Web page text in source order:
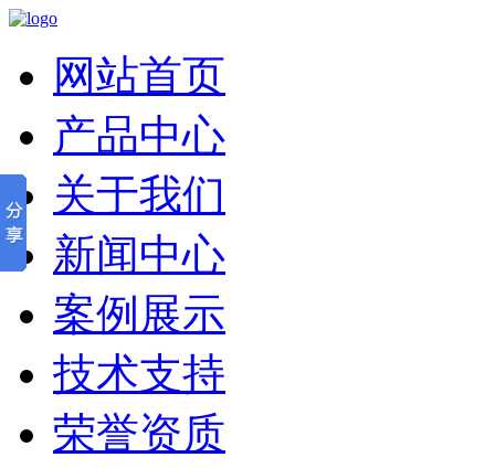
网站首页
产品中心
关于我们
新闻中心
案例展示
技术支持
荣誉资质